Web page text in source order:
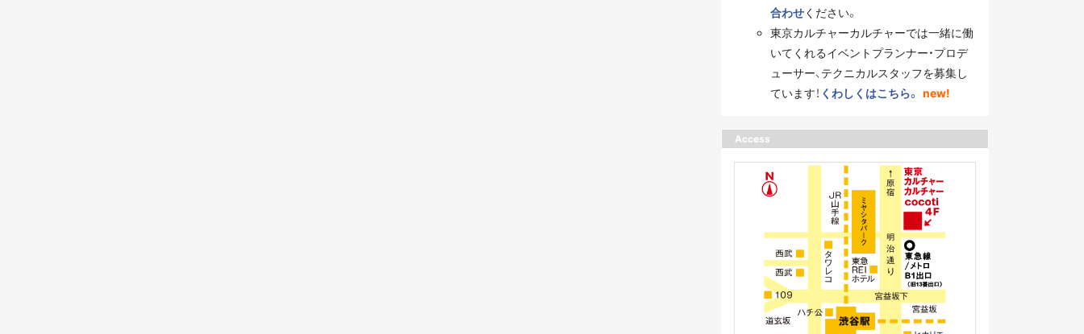
合わせください。
東京カルチャーカルチャーでは一緒に働
いてくれるイベントプランナー・プロデ
ューサー、テクニカルスタッフを募集し
ています！ くわしくはこちら。 new!
Access